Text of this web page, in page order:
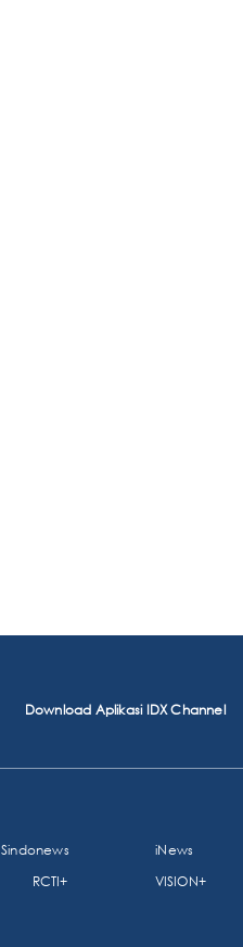
Download Aplikasi IDX Channel
Sindonews iNews
RCTI+ VISION+